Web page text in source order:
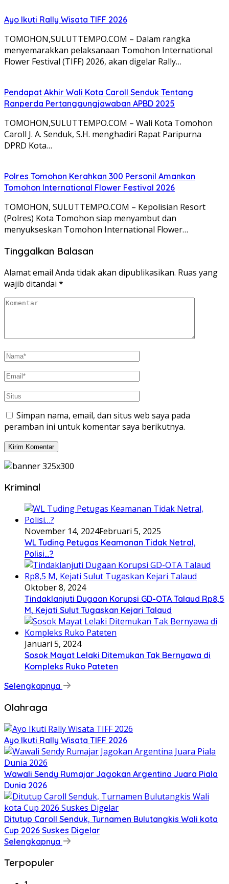
Ayo Ikuti Rally Wisata TIFF 2026
TOMOHON,SULUTTEMPO.COM – Dalam rangka
menyemarakkan pelaksanaan Tomohon International
Flower Festival (TIFF) 2026, akan digelar Rally…
Pendapat Akhir Wali Kota Caroll Senduk Tentang
Ranperda Pertanggungjawaban APBD 2025
TOMOHON,SULUTTEMPO.COM – Wali Kota Tomohon
Caroll J. A. Senduk, S.H. menghadiri Rapat Paripurna
DPRD Kota…
Polres Tomohon Kerahkan 300 Personil Amankan
Tomohon International Flower Festival 2026
TOMOHON, SULUTTEMPO.COM – Kepolisian Resort
(Polres) Kota Tomohon siap menyambut dan
menyukseskan Tomohon International Flower…
Tinggalkan Balasan
Alamat email Anda tidak akan dipublikasikan. Ruas yang
wajib ditandai *
Simpan nama, email, dan situs web saya pada
peramban ini untuk komentar saya berikutnya.
Kriminal
November 14, 2024Februari 5, 2025
WL Tuding Petugas Keamanan Tidak Netral,
Polisi…?
Oktober 8, 2024
Tindaklanjuti Dugaan Korupsi GD-OTA Talaud Rp8,5
M, Kejati Sulut Tugaskan Kejari Talaud
Januari 5, 2024
Sosok Mayat Lelaki Ditemukan Tak Bernyawa di
Kompleks Ruko Pateten
Selengkapnya
Olahraga
Ayo Ikuti Rally Wisata TIFF 2026
Wawali Sendy Rumajar Jagokan Argentina Juara Piala
Dunia 2026
Ditutup Caroll Senduk, Turnamen Bulutangkis Wali kota
Cup 2026 Suskes Digelar
Selengkapnya
Terpopuler